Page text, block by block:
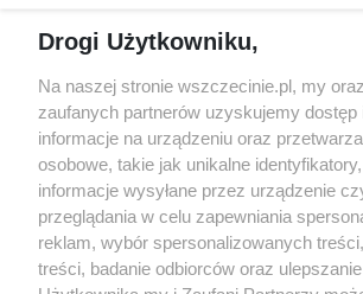
targi
Wernisaże
Więcej
20.
Drogi Użytkowniku,
Na naszej stronie wszczecinie.pl, my
zaufanych partnerów uzyskujemy
informacje na urządzeniu oraz
osobowe, takie jak unikalne
informacje wysyłane przez urządzenie
przeglądania w celu zapewniania
reklam, wybór spersonalizowanych
treści, badanie odbiorców oraz ulepszanie